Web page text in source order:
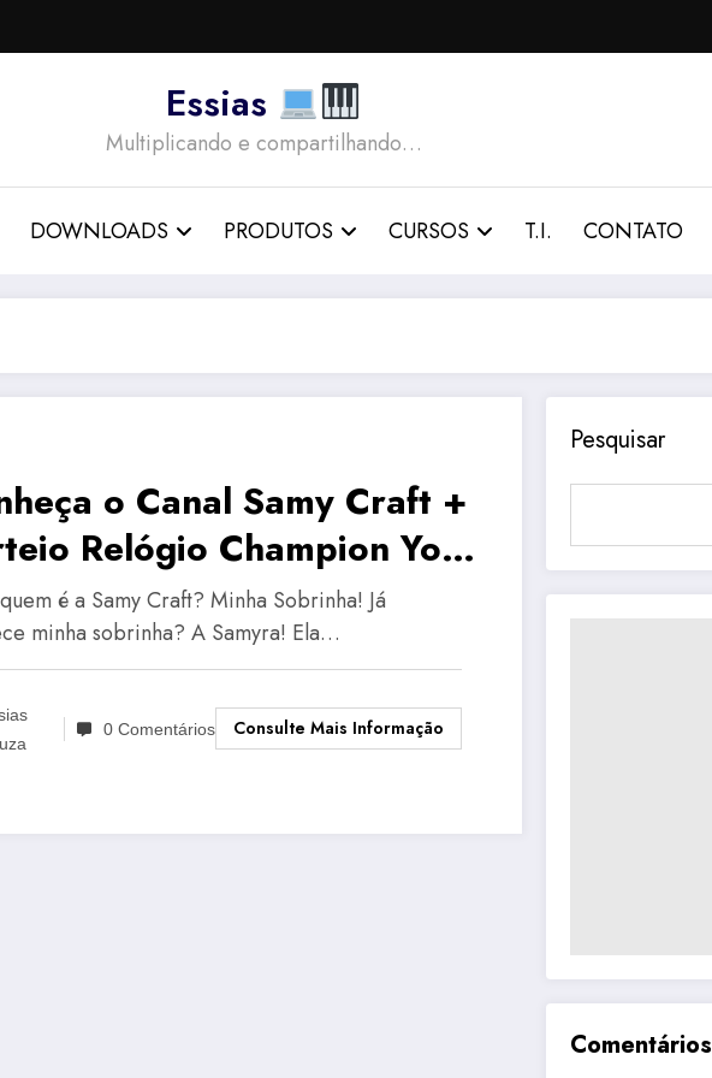
Essias
Multiplicando e compartilhando…
DOWNLOADS PRODUTOS CURSOS T.I. CONTATO
o Canal Samy Craft +
Relógio Champion YoT |
é a Samy Craft? Minha Sobrinha! Já
minha sobrinha? A Samyra! Ela…
0 Comentários Consulte Mais Informação
Pesquisar
Comentários